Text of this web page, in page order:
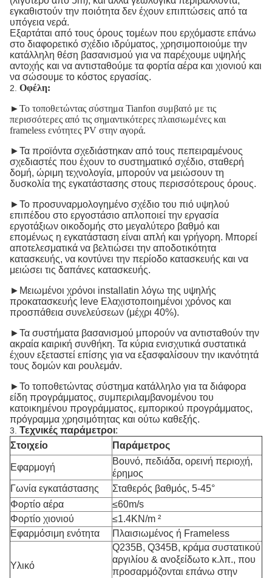
εγκαθιστούν την ποιότητα δεν έχουν επιπτώσεις από τα
υπόγεια νερά.
Εξαρτάται από τους όρους τομέων που ερχόμαστε επάνω
στο διαφορετικό σχέδιο ιδρύματος, χρησιμοποιούμε την
κατάλληλη θέση βασανισμού για να παρέχουμε υψηλής
αντοχής και να αντισταθούμε τα φορτία αέρα και χιονιού και
να σώσουμε το κόστος εργασίας.
2. Οφέλη:
►Το τοποθετώντας σύστημα Tianfon συμβατό με τις
περισσότερες από τις σημαντικότερες πλαισιωμένες και
frameless ενότητες PV στην αγορά.
►Τα προϊόντα σχεδιάστηκαν από τους πεπειραμένους
σχεδιαστές που έχουν το συστηματικό σχέδιο, σταθερή
δομή, ώριμη τεχνολογία, μπορούν να μειώσουν τη
δυσκολία της εγκατάστασης στους περισσότερους όρους.
►Το προσυναρμολογημένο σχέδιο του πιό υψηλού
επιπέδου στο εργοστάσιο απλοποιεί την εργασία
εργοτάξιων οικοδομής στο μεγαλύτερο βαθμό και
επομένως η εγκατάσταση είναι απλή και γρήγορη. Μπορεί
αποτελεσματικά να βελτιώσει την αποδοτικότητα
κατασκευής, να κοντύνει την περίοδο κατασκευής και να
μειώσει τις δαπάνες κατασκευής.
►Μειωμένοι χρόνοι installatin λόγω της υψηλής
προκατασκευής leve Ελαχιστοποιημένοι χρόνος και
προσπάθεια συνελεύσεων (μέχρι 40%).
►Τα συστήματα βασανισμού μπορούν να αντισταθούν την
ακραία καιρική συνθήκη. Τα κύρια ενισχυτικά συστατικά
έχουν εξεταστεί επίσης για να εξασφαλίσουν την ικανότητά
τους δομών και ρουλεμάν.
►Το τοποθετώντας σύστημα κατάλληλο για τα διάφορα
είδη προγράμματος, συμπεριλαμβανομένου του
κατοικημένου προγράμματος, εμπορικού προγράμματος,
πρόγραμμα χρησιμότητας και ούτω καθεξής.
3. Τεχνικές παράμετροι:
Στοιχείο
Παράμετρος
Εφαρμογή
Βουνό, πεδιάδα, ορεινή περιοχή,
έρημος
Γωνία εγκατάστασης
Σταθερός βαθμός, 5-45°
Φορτίο αέρα
≤60m/s
Φορτίο χιονιού
≤1.4KN/m ²
Εφαρμόσιμη ενότητα
Πλαισιωμένος ή Frameless
Υλικό
Q235B, Q345B, κράμα συστατικού
αργιλίου & ανοξείδωτο κ.λπ., που
προσαρμόζονται επάνω στην